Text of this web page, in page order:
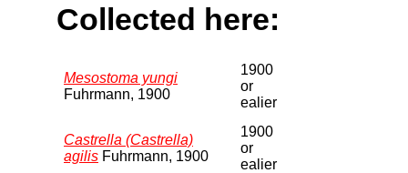
Collected here:
Mesostoma yungi
Fuhrmann, 1900
1900
or
ealier
Castrella (Castrella)
agilis Fuhrmann, 1900
1900
or
ealier